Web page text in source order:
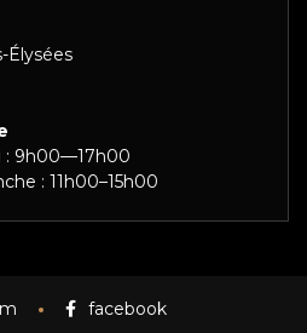
Élysées
: 9h00—17h00
: 11h00–15h00
facebook